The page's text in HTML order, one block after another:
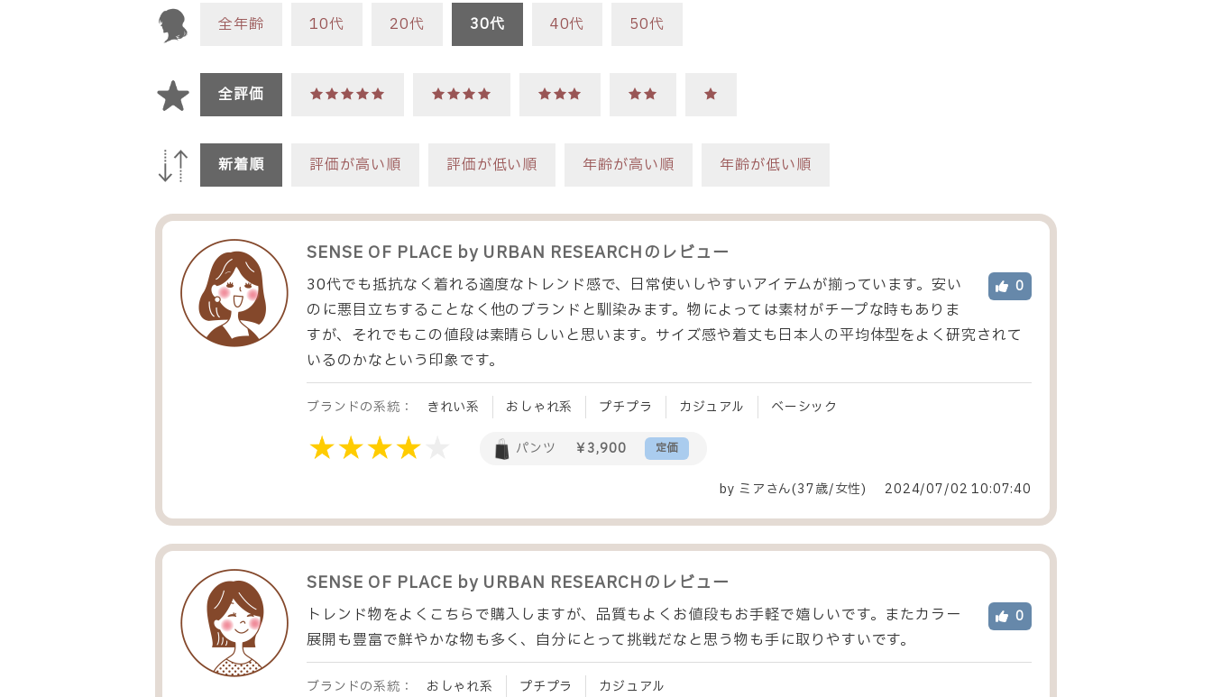
全年齢 10代 20代 30代 40代 50代
全評価 ★★★★★ ★★★★ ★★★ ★★ ★
新着順 評価が高い順 評価が低い順 年齢が高い順 年齢が低い順
SENSE OF PLACE by URBAN RESEARCHのレビュー
0
30代でも抵抗なく着れる適度なトレンド感で、日常使いしやすいアイテムが揃っています。安い
のに悪目立ちすることなく他のブランドと馴染みます。物によっては素材がチープな時もありま
すが、それでもこの値段は素晴らしいと思います。サイズ感や着丈も日本人の平均体型をよく研究されて
いるのかなという印象です。
ブランドの系統： きれい系 おしゃれ系 プチプラ カジュアル ベーシック
パンツ ￥3,900 定価
by ミアさん(37歳/女性) 2024/07/02 10:07:40
SENSE OF PLACE by URBAN RESEARCHのレビュー
0
トレンド物をよくこちらで購入しますが、品質もよくお値段もお手軽で嬉しいです。またカラー
展開も豊富で鮮やかな物も多く、自分にとって挑戦だなと思う物も手に取りやすいです。
ブランドの系統： おしゃれ系 プチプラ カジュアル